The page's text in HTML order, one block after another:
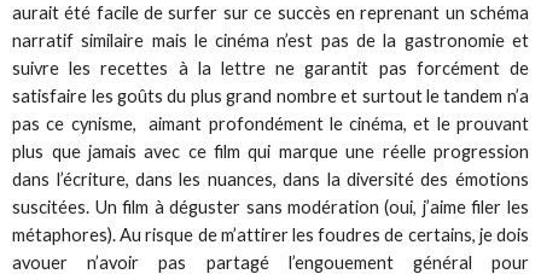
aurait été facile de surfer sur ce succès en reprenant un schéma
narratif similaire mais le cinéma n’est pas de la gastronomie et
suivre les recettes à la lettre ne garantit pas forcément de
satisfaire les goûts du plus grand nombre et surtout le tandem n’a
pas ce cynisme, aimant profondément le cinéma, et le prouvant
plus que jamais avec ce film qui marque une réelle progression
dans l’écriture, dans les nuances, dans la diversité des émotions
suscitées. Un film à déguster sans modération (oui, j’aime filer les
métaphores). Au risque de m’attirer les foudres de certains, je dois
avouer n’avoir pas partagé l’engouement général pour